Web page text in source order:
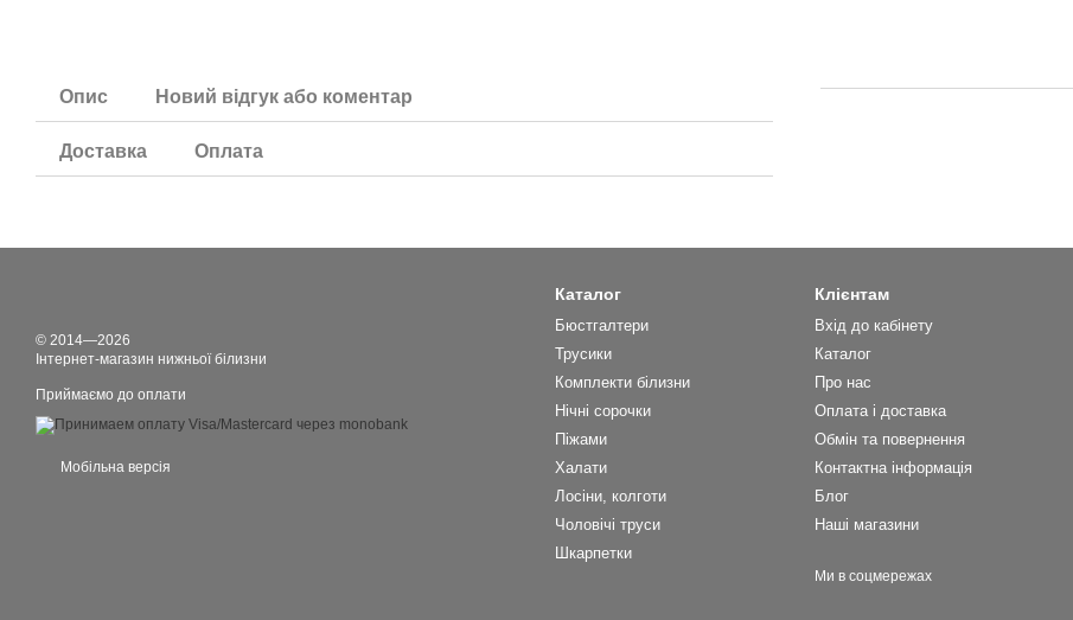
Опис Новий відгук або коментар
Доставка Оплата
© 2014—2026
Інтернет-магазин нижньої білизни
Приймаємо до оплати
Мобільна версія
Каталог
Бюстгалтери
Трусики
Комплекти білизни
Нічні сорочки
Піжами
Халати
Лосіни, колготи
Чоловічі труси
Шкарпетки
Клієнтам
Вхід до кабінету
Каталог
Про нас
Оплата і доставка
Обмін та повернення
Контактна інформація
Блог
Наші магазини
Ми в соцмережах